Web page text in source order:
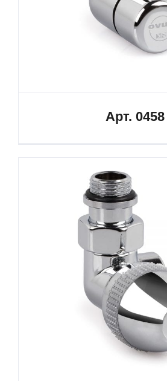
Арт. 0458